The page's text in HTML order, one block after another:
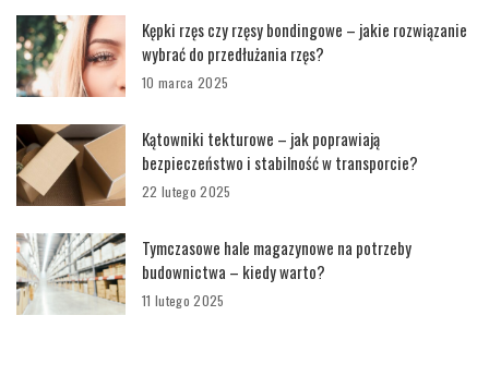
Kępki rzęs czy rzęsy bondingowe – jakie rozwiązanie
wybrać do przedłużania rzęs?
10 marca 2025
Kątowniki tekturowe – jak poprawiają
bezpieczeństwo i stabilność w transporcie?
22 lutego 2025
Tymczasowe hale magazynowe na potrzeby
budownictwa – kiedy warto?
11 lutego 2025